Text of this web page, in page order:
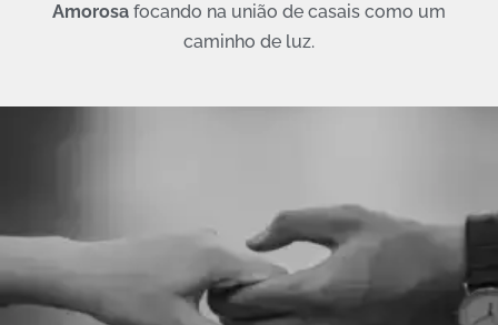
Amorosa focando na união de casais como um
caminho de luz.